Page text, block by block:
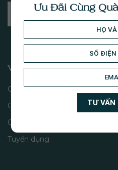
VỀ CHÚNG TÔI
Câu chuyện
Giá trị thương hiệu
Cửa hàng
Tuyển dụng
Ưu Đãi Cùng